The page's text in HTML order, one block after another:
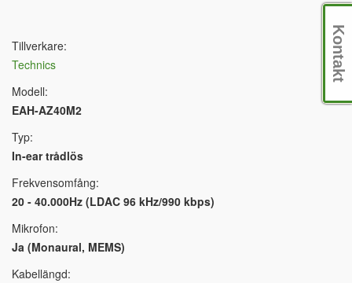
Tillverkare:
Technics
Modell:
EAH-AZ40M2
Typ:
In-ear trådlös
Frekvensomfång:
20 - 40.000Hz (LDAC 96 kHz/990 kbps)
Mikrofon:
Ja (Monaural, MEMS)
Kabellängd:
Kontakt